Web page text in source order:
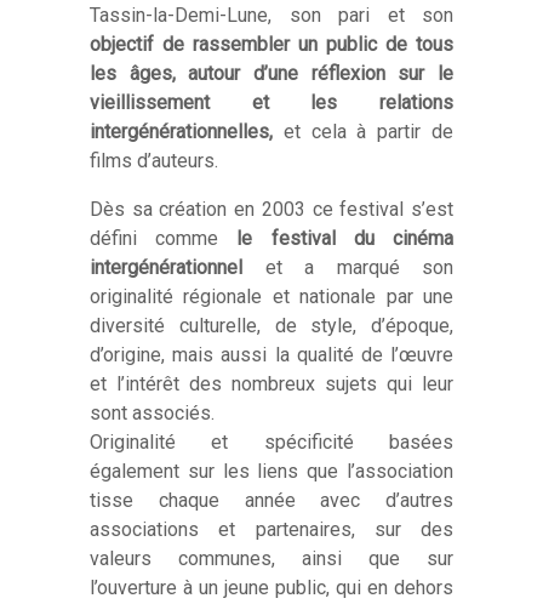
Tassin-la-Demi-Lune, son pari et son
objectif de rassembler un public de tous
les âges, autour d’une réflexion sur le
vieillissement et les relations
intergénérationnelles, et cela à partir de
films d’auteurs.
Dès sa création en 2003 ce festival s’est
défini comme le festival du cinéma
intergénérationnel et a marqué son
originalité régionale et nationale par une
diversité culturelle, de style, d’époque,
d’origine, mais aussi la qualité de l’œuvre
et l’intérêt des nombreux sujets qui leur
sont associés.
Originalité et spécificité basées
également sur les liens que l’association
tisse chaque année avec d’autres
associations et partenaires, sur des
valeurs communes, ainsi que sur
l’ouverture à un jeune public, qui en dehors